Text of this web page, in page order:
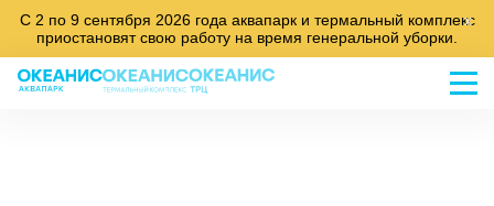
x
С 2 по 9 сентября 2026 года аквапарк и термальный комплекс
приостановят свою работу на время генеральной уборки.